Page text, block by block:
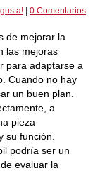
0 Comentarios
de mejorar la
las mejoras
para adaptarse a
Cuando no hay
un buen plan.
a
pieza
su función.
podría ser un
evaluar la